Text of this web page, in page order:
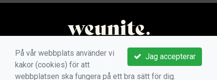
Jag accepterar
På vår webbplats använder vi
kakor (cookies) för att
webbplatsen ska fungera på ett bra sätt för dig.